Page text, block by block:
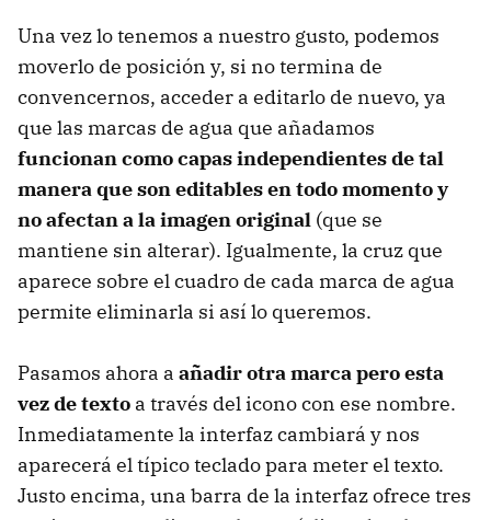
Una vez lo tenemos a nuestro gusto, podemos
moverlo de posición y, si no termina de
convencernos, acceder a editarlo de nuevo, ya
que las marcas de agua que añadamos
funcionan como capas independientes de tal
manera que son editables en todo momento y
no afectan a la imagen original (que se
mantiene sin alterar). Igualmente, la cruz que
aparece sobre el cuadro de cada marca de agua
permite eliminarla si así lo queremos.
Pasamos ahora a añadir otra marca pero esta
vez de texto a través del icono con ese nombre.
Inmediatamente la interfaz cambiará y nos
aparecerá el típico teclado para meter el texto.
Justo encima, una barra de la interfaz ofrece tres